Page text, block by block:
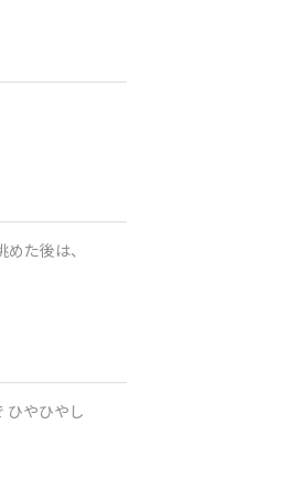
た後は、
ひやひやし